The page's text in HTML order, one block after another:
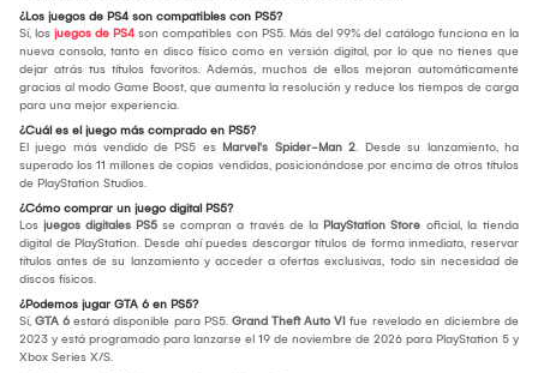
¿Los juegos de PS4 son compatibles con PS5?
Sí, los juegos de PS4 son compatibles con PS5. Más del 99% del catálogo funciona en la
nueva consola, tanto en disco físico como en versión digital, por lo que no tienes que
dejar atrás tus títulos favoritos. Además, muchos de ellos mejoran automáticamente
gracias al modo Game Boost, que aumenta la resolución y reduce los tiempos de carga
para una mejor experiencia.
¿Cuál es el juego más comprado en PS5?
El juego más vendido de PS5 es Marvel's Spider-Man 2. Desde su lanzamiento, ha
superado los 11 millones de copias vendidas, posicionándose por encima de otros títulos
de PlayStation Studios.
¿Cómo comprar un juego digital PS5?
Los juegos digitales PS5 se compran a través de la PlayStation Store oficial, la tienda
digital de PlayStation. Desde ahí puedes descargar títulos de forma inmediata, reservar
títulos antes de su lanzamiento y acceder a ofertas exclusivas, todo sin necesidad de
discos físicos.
¿Podemos jugar GTA 6 en PS5?
Sí, GTA 6 estará disponible para PS5. Grand Theft Auto VI fue revelado en diciembre de
2023 y está programado para lanzarse el 19 de noviembre de 2026 para PlayStation 5 y
Xbox Series X/S.